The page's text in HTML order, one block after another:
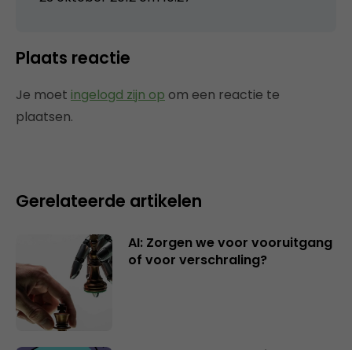
Plaats reactie
Je moet ingelogd zijn op om een reactie te
plaatsen.
Gerelateerde artikelen
AI: Zorgen we voor vooruitgang
of voor verschraling?